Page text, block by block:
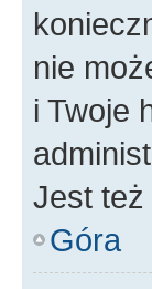
nie
i Twoje
Jest też
Góra